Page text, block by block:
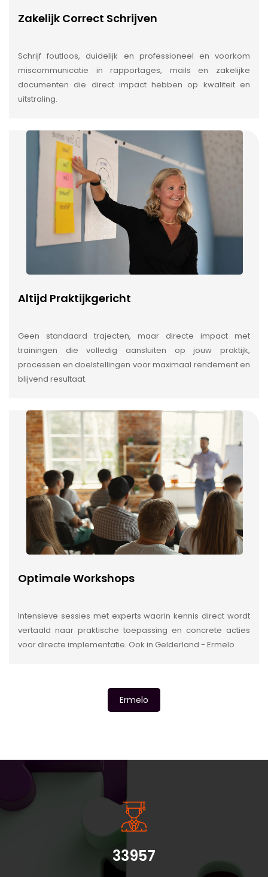
Zakelijk Correct Schrijven
Schrijf foutloos, duidelijk en professioneel en voorkom
miscommunicatie in rapportages, mails en zakelijke
documenten die direct impact hebben op kwaliteit en
uitstraling.
Altijd Praktijkgericht
Geen standaard trajecten, maar directe impact met
trainingen die volledig aansluiten op jouw praktijk,
processen en doelstellingen voor maximaal rendement en
blijvend resultaat.
Optimale Workshops
Intensieve sessies met experts waarin kennis direct wordt
vertaald naar praktische toepassing en concrete acties
voor directe implementatie. Ook in Gelderland - Ermelo
Ermelo
INSIDE INFORMATIE
33957